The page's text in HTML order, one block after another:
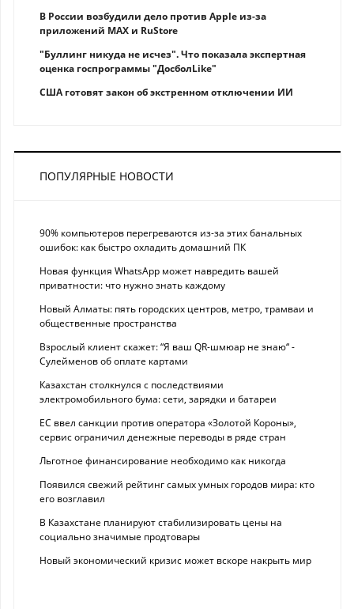
В России возбудили дело против Apple из-за
приложений MAX и RuStore
"Буллинг никуда не исчез". Что показала экспертная
оценка госпрограммы "ДосболLike"
США готовят закон об экстренном отключении ИИ
ПОПУЛЯРНЫЕ НОВОСТИ
90% компьютеров перегреваются из-за этих банальных
ошибок: как быстро охладить домашний ПК
Новая функция WhatsApp может навредить вашей
приватности: что нужно знать каждому
Новый Алматы: пять городских центров, метро, трамваи и
общественные пространства
Взрослый клиент скажет: “Я ваш QR-шмюар не знаю“ -
Сулейменов об оплате картами
Казахстан столкнулся с последствиями
электромобильного бума: сети, зарядки и батареи
ЕС ввел санкции против оператора «Золотой Короны»,
сервис ограничил денежные переводы в ряде стран
Льготное финансирование необходимо как никогда
Появился свежий рейтинг самых умных городов мира: кто
его возглавил
В Казахстане планируют стабилизировать цены на
социально значимые продтовары
Новый экономический кризис может вскоре накрыть мир